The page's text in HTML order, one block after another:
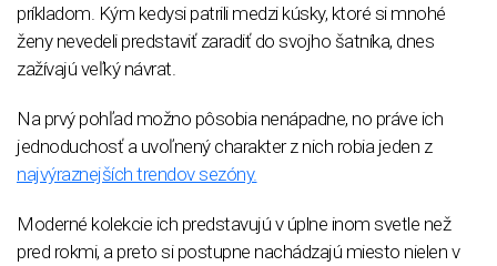
príkladom. Kým kedysi patrili medzi kúsky, ktoré si mnohé
ženy nevedeli predstaviť zaradiť do svojho šatníka, dnes
zažívajú veľký návrat.
Na prvý pohľad možno pôsobia nenápadne, no práve ich
jednoduchosť a uvoľnený charakter z nich robia jeden z
najvýraznejších trendov sezóny.
Moderné kolekcie ich predstavujú v úplne inom svetle než
pred rokmi, a preto si postupne nachádzajú miesto nielen v